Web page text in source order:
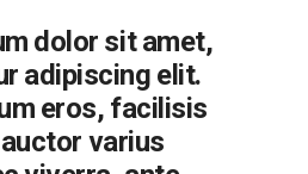
dolor sit amet,
adipiscing elit.
eros, facilisis
varius